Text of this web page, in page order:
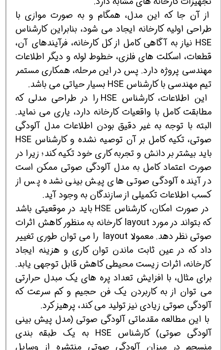
از آن جا که این مدل، همگام و به صورت موازی با
طراحی اولیه کارخانه ایجاد می شود، بنابراین کارشناس
HSE نیاز به آگاهی کامل از کل کارخانه، فرآیندهای آن،
قطعات، اسکلت های فلزی، خطوط لوله و دیگر اطلاعات
مهندسی پروژه دارد. پس در این مرحله، همکاری مستمر
تیم مهندسی با کارشناس HSE بسیار حیاتی می باشد.
این اطلاعات، کارشناس HSE را در طراحی مدلی که
مطابقت کامل با واقعیات کارخانه دارد، یاری می نماید.
البته با توجه به غیر دقیق بودن اطلاعات مدل آلودگی
صوتی، تکیه کامل بر آن توصیه نشده و کارشناس HSE
باید بیشتر بر دانش و تجربه کاری خود تکیه کند؛ زیرا در
صورت اعتماد کامل به مدل آلودگی صوتی ممکن است
در آینده آلودگی صوتی های پیش بینی نشده پس از
کسب اطلاعات تکمیلی از سازندگان به وجود آید.
در صورت امکان، کارشناس HSE باید در موقعیتی باشد
که بتواند در مورد layout کارخانه به منظور کاهش اثرات
صوتی نظر دهد. معمولا layout را می توان طوری تغییر
داد که در عین ثابت ماندن توان کاری و هزینه ایجاد
کارخانه، اثرات زیست محیطی کاهش قابل توجهی یابد.
برای مثال، با افزایش تعداد پره های یک مبدل حرارتی
می توان از به کاربردن یک فن حجیم و کم سرعت که
آلودگی صوتی زیادی نیز تولید می کند، پرهیز کرد.
با این مطالعه مقدماتی آلودگی صوتی (مدل پیش بینی
آلودگی صوتی) کارشناس HSE به یک طبقه بندی
منسجم در میزان آلودگی صوتی منتشره از وسایل